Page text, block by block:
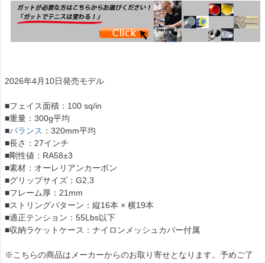
2026年4月10日発売モデル
■フェイス面積：100 sq/in
■重量：300g平均
■バランス ：320mm平均
■長さ：27インチ
■剛性値：RA58±3
■素材：オーレリアンカーボン
■グリップサイズ：G2,3
■フレーム厚：21mm
■ストリングパターン：縦16本 × 横19本
■適正テンション：55Lbs以下
■収納ラケットケース：ナイロンメッシュカバー付属
※こちらの商品はメーカーからのお取り寄せとなります。予めご了